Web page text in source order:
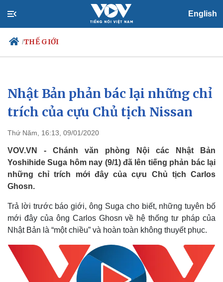
English
/THẾ GIỚI
Chính trị
Đảng
Tổ chức nhân sự
Nhận diện sự thật
Xã hội
Tin 24h
Dự báo thời tiết
Việc làm
Biển đảo
Nhật Bản phản bác lại những chỉ
trích của cựu Chủ tịch Nissan
Thứ Năm, 16:13, 09/01/2020
VOV.VN - Chánh văn phòng Nội các Nhật Bản
Yoshihide Suga hôm nay (9/1) đã lên tiếng phản bác lại
những chỉ trích mới đây của cựu Chủ tịch Carlos
Ghosn.
Trả lời trước báo giới, ông Suga cho biết, những tuyên bố
mới đây của ông Carlos Ghosn về hệ thống tư pháp của
Nhật Bản là “một chiều” và hoàn toàn không thuyết phục.